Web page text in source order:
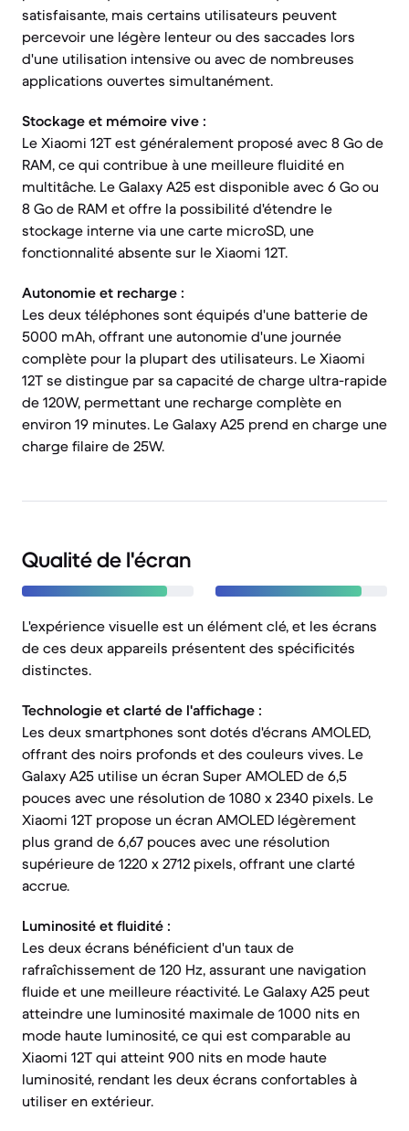
satisfaisante, mais certains utilisateurs peuvent
percevoir une légère lenteur ou des saccades lors
d'une utilisation intensive ou avec de nombreuses
applications ouvertes simultanément.
Stockage et mémoire vive :
Le Xiaomi 12T est généralement proposé avec 8 Go de
RAM, ce qui contribue à une meilleure fluidité en
multitâche. Le Galaxy A25 est disponible avec 6 Go ou
8 Go de RAM et offre la possibilité d'étendre le
stockage interne via une carte microSD, une
fonctionnalité absente sur le Xiaomi 12T.
Autonomie et recharge :
Les deux téléphones sont équipés d'une batterie de
5000 mAh, offrant une autonomie d'une journée
complète pour la plupart des utilisateurs. Le Xiaomi
12T se distingue par sa capacité de charge ultra-rapide
de 120W, permettant une recharge complète en
environ 19 minutes. Le Galaxy A25 prend en charge une
charge filaire de 25W.
Qualité de l'écran
L'expérience visuelle est un élément clé, et les écrans
de ces deux appareils présentent des spécificités
distinctes.
Technologie et clarté de l'affichage :
Les deux smartphones sont dotés d'écrans AMOLED,
offrant des noirs profonds et des couleurs vives. Le
Galaxy A25 utilise un écran Super AMOLED de 6,5
pouces avec une résolution de 1080 x 2340 pixels. Le
Xiaomi 12T propose un écran AMOLED légèrement
plus grand de 6,67 pouces avec une résolution
supérieure de 1220 x 2712 pixels, offrant une clarté
accrue.
Luminosité et fluidité :
Les deux écrans bénéficient d'un taux de
rafraîchissement de 120 Hz, assurant une navigation
fluide et une meilleure réactivité. Le Galaxy A25 peut
atteindre une luminosité maximale de 1000 nits en
mode haute luminosité, ce qui est comparable au
Xiaomi 12T qui atteint 900 nits en mode haute
luminosité, rendant les deux écrans confortables à
utiliser en extérieur.